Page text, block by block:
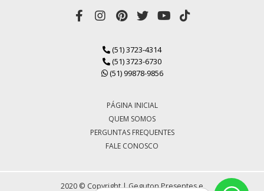
(51) 3723-4314
(51) 3723-6730
(51) 99878-9856
PÁGINA INICIAL
QUEM SOMOS
PERGUNTAS FREQUENTES
FALE CONOSCO
2020 © Copyright | Geguton Presentes e